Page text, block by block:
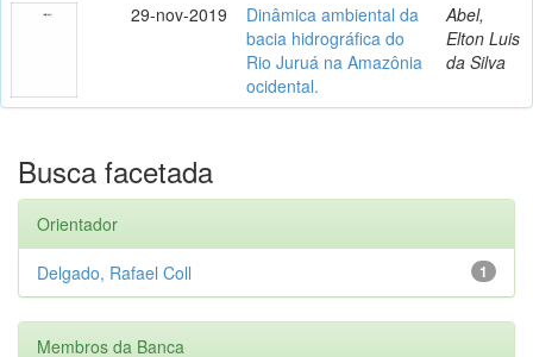
29-nov-2019
Dinâmica ambiental da
bacia hidrográfica do
Rio Juruá na Amazônia
ocidental.
Abel,
Elton Luis
da Silva
Busca facetada
Orientador
1
Delgado, Rafael Coll
Membros da Banca